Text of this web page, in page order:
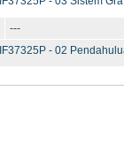
---
IF37325P - 02